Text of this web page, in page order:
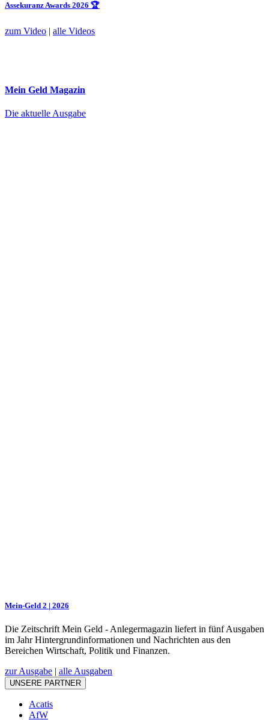
Assekuranz Awards 2026 🏆
zum Video | alle Videos
Mein Geld Magazin
Die aktuelle Ausgabe
Mein-Geld 2 | 2026
Die Zeitschrift Mein Geld - Anlegermagazin liefert in fünf Ausgaben
im Jahr Hintergrundinformationen und Nachrichten aus den
Bereichen Wirtschaft, Politik und Finanzen.
zur Ausgabe | alle Ausgaben
UNSERE PARTNER
Acatis
AfW